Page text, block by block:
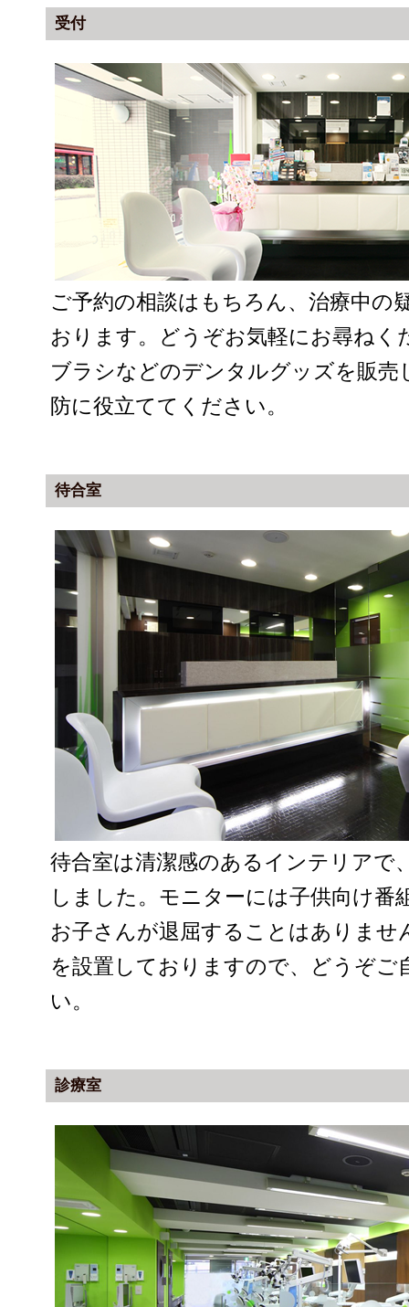
受付
ご予約の相談はもちろん、治療中の
おります。どうぞお気軽にお尋ねく
ブラシなどのデンタルグッズを販売
防に役立ててください。
待合室
待合室は清潔感のあるインテリアで
しました。モニターには子供向け番
お子さんが退屈することはありませ
を設置しておりますので、どうぞご
い。
診療室